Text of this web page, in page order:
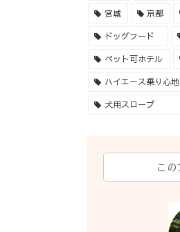
宮城 京都
ドッグフード
ペット可ホテル
ハイエース乗り心
犬用スロープ
こ